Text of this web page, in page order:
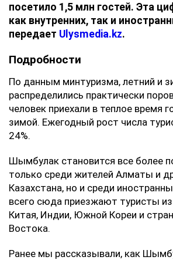
посетило 1,5 млн гостей. Эта
как внутренних, так и
передает Ulysmedia.kz.
Подробности
По данным минтуризма, летний и
распределились практически
человек приехали в теплое время
зимой. Ежегодный рост числа
24%.
Шымбулак становится все более
только среди жителей Алматы и
Казахстана, но и среди
всего сюда приезжают туристы из
Китая, Индии, Южной Кореи и
Востока.
Ранее мы рассказывали, как